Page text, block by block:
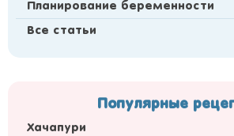
Планирование беременности
Все статьи
Популярные
Хачапури